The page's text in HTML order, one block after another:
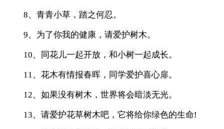
8、青青小草，踏之何忍。
9、为了你我的健康，请爱护树木。
10、同花儿一起开放，和小树一起成长。
11、花木有情报春晖，同学爱护喜心扉。
12、如果没有树木，世界将会暗淡无光。
13、请爱护花草树木吧，它将给你绿色的生命!